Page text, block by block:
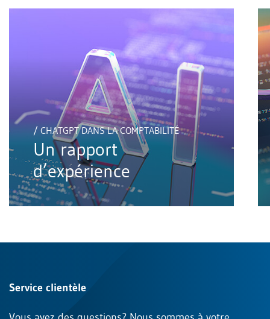
/ CHATGPT DANS LA COMPTABILITÉ
Un rapport
d’expérience
Service clientèle